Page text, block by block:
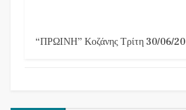
“ΠΡΩΙΝΗ” Κοζάνης Τρίτη 30/06/20